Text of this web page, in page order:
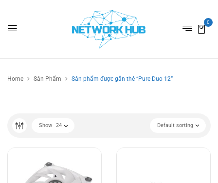
0
Home Sản Phẩm Sản phẩm được gắn thẻ “Pure Duo 12”
Default sorting
Show 24